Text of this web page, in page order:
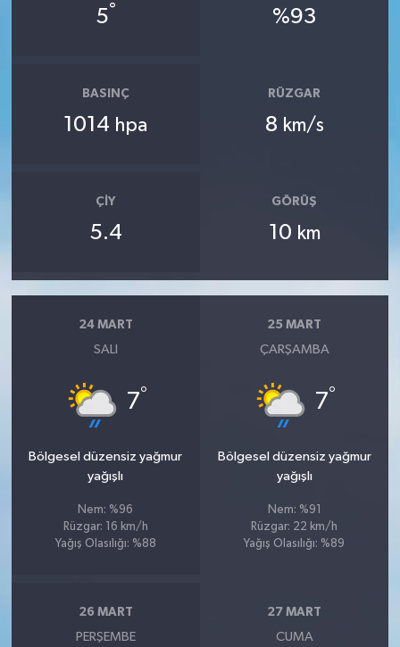
5° %93
BASINÇ
1014 hpa
RÜZGAR
8 km/s
ÇIY
5.4
GÖRÜŞ
10 km
24 MART
SALI
7°
Bölgesel düzensiz yağmur
yağışlı
Nem: %96
Rüzgar: 16 km/h
Yağış Olasılığı: %88
25 MART
ÇARŞAMBA
7°
Bölgesel düzensiz yağmur
yağışlı
Nem: %91
Rüzgar: 22 km/h
Yağış Olasılığı: %89
26 MART
PERŞEMBE
27 MART
CUMA